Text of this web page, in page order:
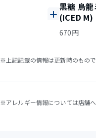
黒糖 烏
(ICED M)
670円
※上記記載の情報は更新時のもの
※アレルギー情報については店舗へ